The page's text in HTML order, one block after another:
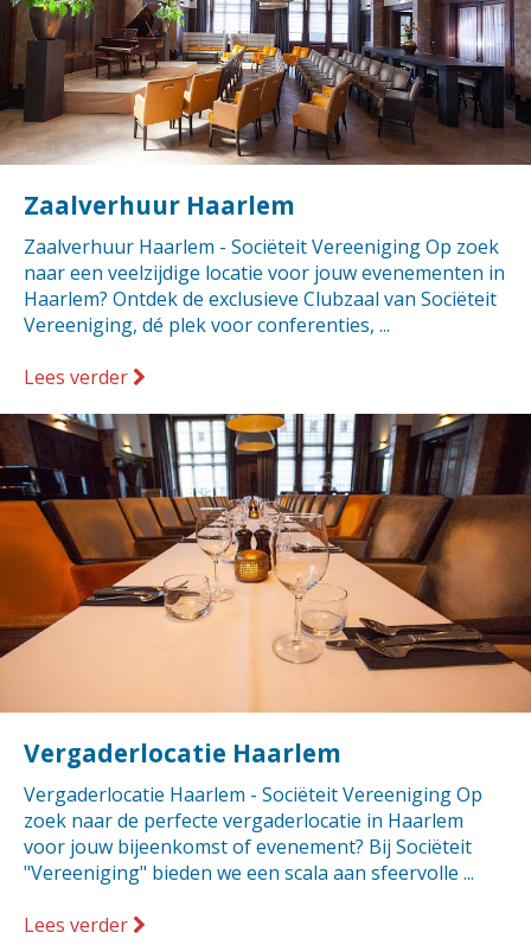
Zaalverhuur Haarlem
Zaalverhuur Haarlem - Sociëteit Vereeniging Op zoek
naar een veelzijdige locatie voor jouw evenementen in
Haarlem? Ontdek de exclusieve Clubzaal van Sociëteit
Vereeniging, dé plek voor conferenties, ...
Lees verder
Vergaderlocatie Haarlem
Vergaderlocatie Haarlem - Sociëteit Vereeniging Op
zoek naar de perfecte vergaderlocatie in Haarlem
voor jouw bijeenkomst of evenement? Bij Sociëteit
"Vereeniging" bieden we een scala aan sfeervolle ...
Lees verder